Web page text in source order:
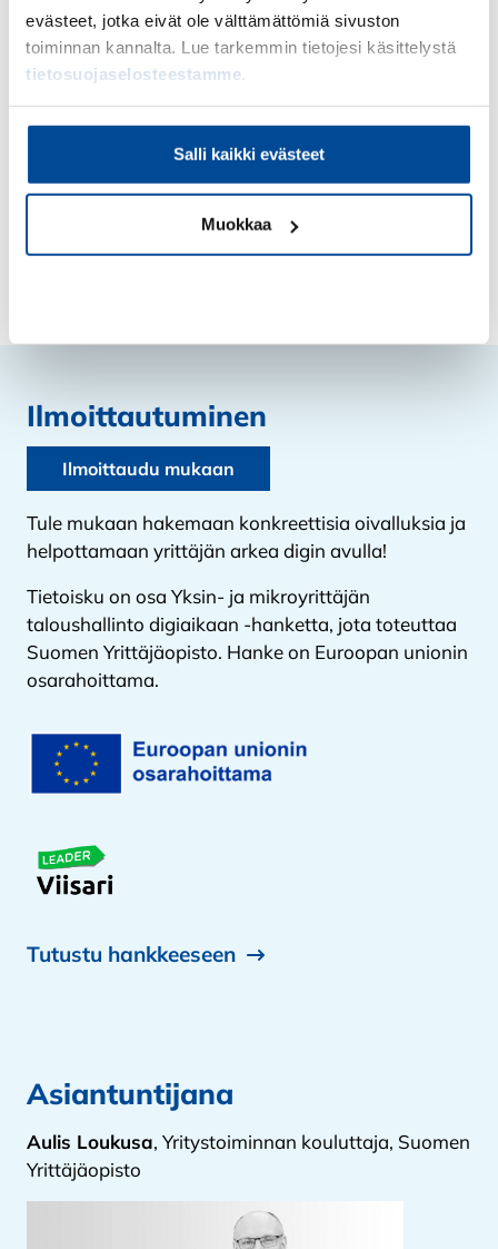
evästeet, jotka eivät ole välttämättömiä sivuston
toiminnan kannalta. Lue tarkemmin tietojesi käsittelystä
tietosuojaselosteestamme.
Salli kaikki evästeet
Muokkaa
käytännön vinkkejä arjen sujuvoittamiseen
ideoita ajansäästöön ja työn tehostamiseen
näkökulmia turvalliseen tiedonhallintaan
mahdollisuuden esittää kysymyksiä
asiantuntijoille
Ilmoittautuminen
Ilmoittaudu mukaan
Tule mukaan hakemaan konkreettisia oivalluksia ja
helpottamaan yrittäjän arkea digin avulla!
Tietoisku on osa Yksin- ja mikroyrittäjän
taloushallinto digiaikaan -hanketta, jota toteuttaa
Suomen Yrittäjäopisto. Hanke on Euroopan unionin
osarahoittama.
Tutustu hankkeeseen
Asiantuntijana
Aulis Loukusa, Yritystoiminnan kouluttaja, Suomen
Yrittäjäopisto